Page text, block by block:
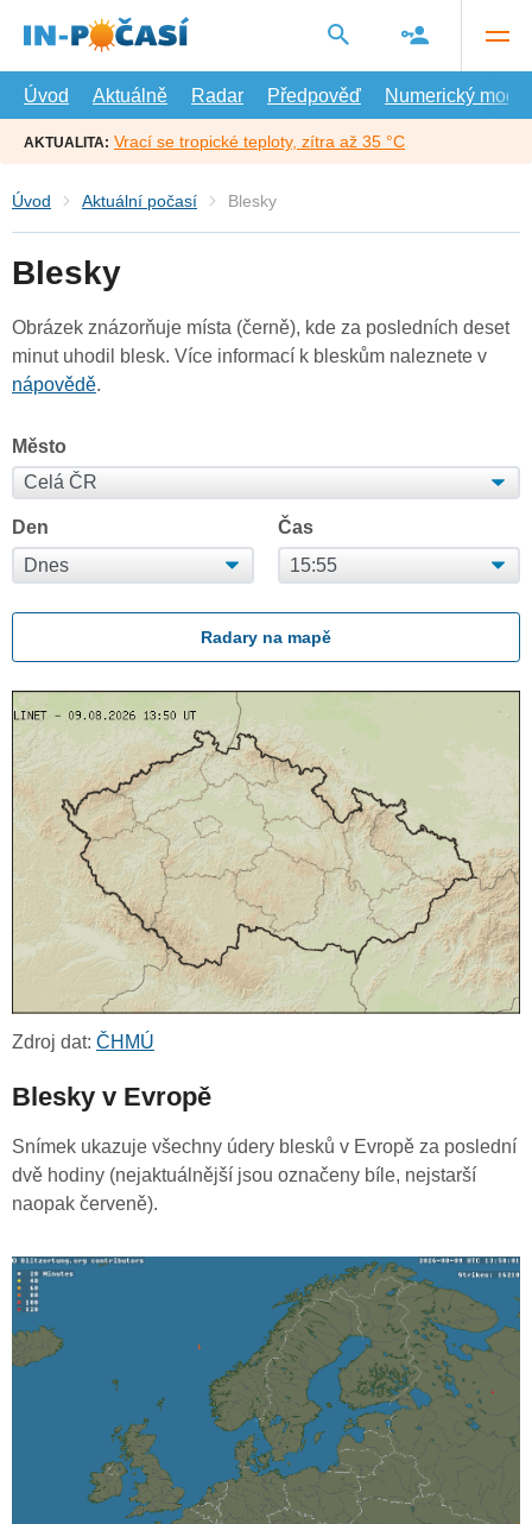
hlavní
Úvod
Aktuálně Radar Předpověď Numerický model
AKTUALITA: Vrací se tropické teploty, zítra až 35 °C
Úvod Aktuální počasí Blesky
Blesky
Obrázek znázorňuje místa (černě), kde za posledních deset
minut uhodil blesk. Více informací k bleskům naleznete v
nápovědě.
Město
Den Čas
Radary na mapě
Zdroj dat: ČHMÚ
Blesky v Evropě
Snímek ukazuje všechny údery blesků v Evropě za poslední
dvě hodiny (nejaktuálnější jsou označeny bíle, nejstarší
naopak červeně).